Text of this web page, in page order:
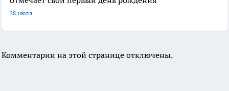
28 июля
Комментарии на этой странице отключены.